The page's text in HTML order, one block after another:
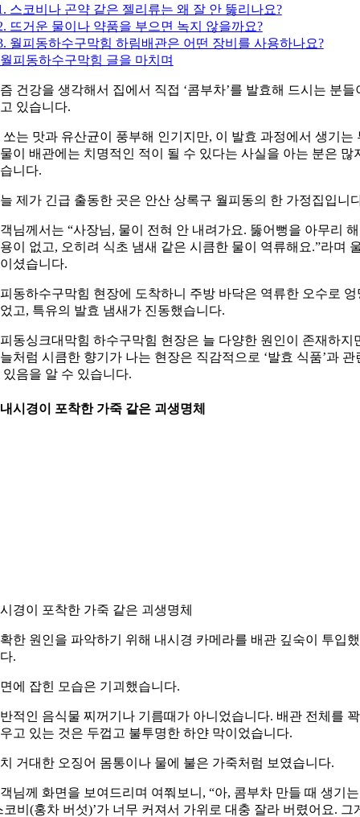
스코비나 곤약 같은 젤리류는 왜 잘 안 뚫리나요?
뜨거운 물이나 약품을 부으면 녹지 않을까요?
월피동하수구막힘 하림배관은 어떤 장비를 사용하나요?
피동하수구막힘 글을 마치며
건강을 생각해서 집에서 직접 ‘콤부차’를 발효해 드시는 분들
있습니다.
쏘는 맛과 유산균이 풍부해 인기지만, 이 발효 과정에서 생기는
이 배관에는 치명적인 적이 될 수 있다는 사실을 아는 분은 많
니다.
제가 긴급 출동한 곳은 안산 상록구 월피동의 한 가정집입니
님께서는 “사장님, 물이 전혀 안 내려가요. 뚫어뻥을 아무리
이 없고, 오히려 식초 냄새 같은 시큼한 물이 역류해요.”라며
셨습니다.
동하수구막힘 현장에 도착하니 주방 바닥은 역류한 오수로 엉
고, 특유의 발효 냄새가 진동했습니다.
동싱크대막힘 하수구막힘 현장은 늘 다양한 원인이 존재하지
처럼 시큼한 향기가 나는 현장은 직감적으로 ‘발효 식품’과 관
있음을 알 수 있습니다.
시경이 포착한 가죽 같은 괴생명체
경이 포착한 가죽 같은 괴생명체
한 원인을 파악하기 위해 내시경 카메라를 배관 깊숙이 투입
.
에 잡힌 모습은 기괴했습니다.
적인 음식물 찌꺼기나 기름때가 아니었습니다. 배관 전체를 꽉
고 있는 것은 두껍고 불투명한 하얀 막이었습니다.
거대한 오징어 몸통이나 물에 불은 가죽처럼 보였습니다.
님께 화면을 보여드리며 여쭤보니, “아, 콤부차 만들 때 생기는
코비(홍차 버섯)’가 너무 커져서 가위로 대충 잘라 버렸어요. 그